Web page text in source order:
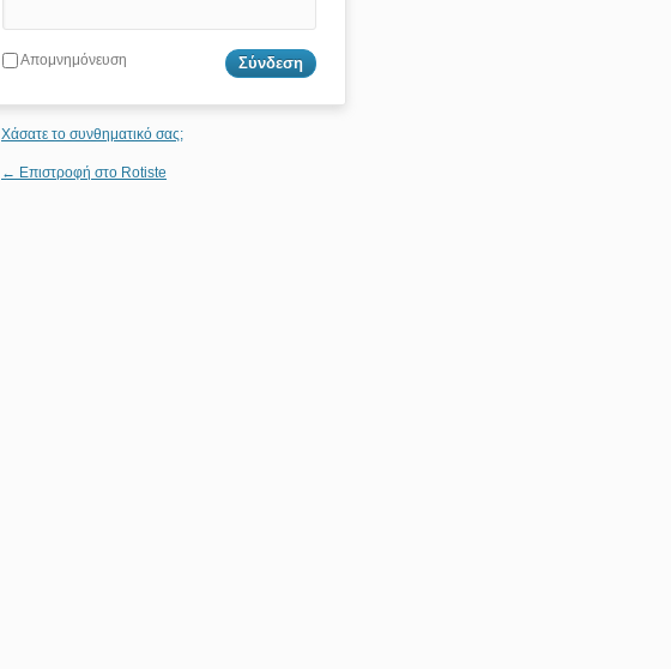
Απομνημόνευση
Χάσατε το συνθηματικό σας;
← Επιστροφή στο Rotiste